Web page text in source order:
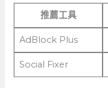
推薦工具
AdBlock​ Plus
Social Fixer